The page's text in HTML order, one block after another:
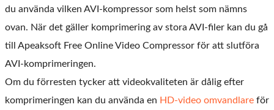
du använda vilken AVI-kompressor som helst som nämns
ovan. När det gäller komprimering av stora AVI-filer kan du gå
till Apeaksoft Free Online Video Compressor för att slutföra
AVI-komprimeringen.
Om du förresten tycker att videokvaliteten är dålig efter
komprimeringen kan du använda en HD-video omvandlare för